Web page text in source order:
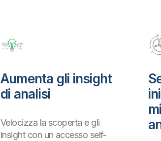
Aumenta gli insight
di analisi
Velocizza la scoperta e gli
insight con un accesso self-